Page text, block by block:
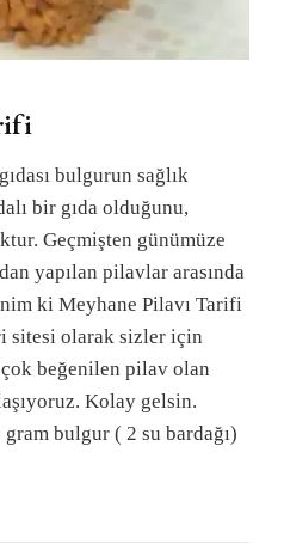
bulgurun sağlık
bir gıda olduğunu,
Geçmişten günümüze
yapılan pilavlar arasında
ki Meyhane Pilavı Tarifi
sitesi olarak sizler için
beğenilen pilav olan
Kolay gelsin.
bulgur ( 2 su bardağı)